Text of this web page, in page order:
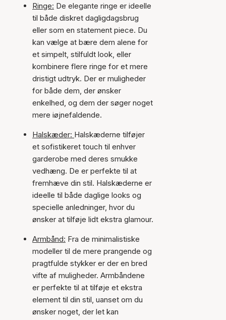
Ringe: De elegante ringe er ideelle
til både diskret dagligdagsbrug
eller som en statement piece. Du
kan vælge at bære dem alene for
et simpelt, stilfuldt look, eller
kombinere flere ringe for et mere
dristigt udtryk. Der er muligheder
for både dem, der ønsker
enkelhed, og dem der søger noget
mere iøjnefaldende.
Halskæder: Halskæderne tilføjer
et sofistikeret touch til enhver
garderobe med deres smukke
vedhæng. De er perfekte til at
fremhæve din stil. Halskæderne er
ideelle til både daglige looks og
specielle anledninger, hvor du
ønsker at tilføje lidt ekstra glamour.
Armbånd: Fra de minimalistiske
modeller til de mere prangende og
pragtfulde stykker er der en bred
vifte af muligheder. Armbåndene
er perfekte til at tilføje et ekstra
element til din stil, uanset om du
ønsker noget, der let kan